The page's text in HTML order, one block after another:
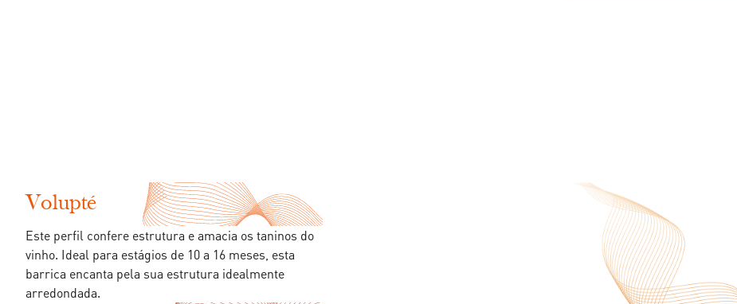
Volupté
Este perfil confere estrutura e amacia os taninos do
vinho. Ideal para estágios de 10 a 16 meses, esta
barrica encanta pela sua estrutura idealmente
arredondada.